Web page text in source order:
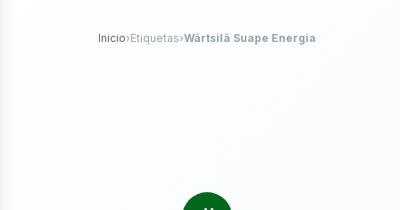
Inicio›Etiquetas›Wärtsilä Suape Energia